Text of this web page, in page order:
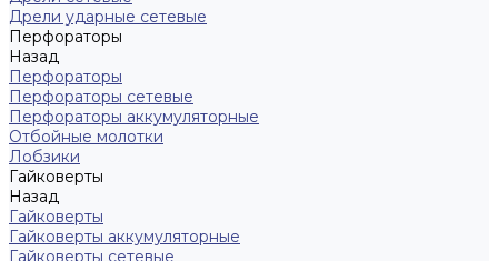
Дрели ударные сетевые
Перфораторы
Назад
Перфораторы
Перфораторы сетевые
Перфораторы аккумуляторные
Отбойные молотки
Лобзики
Гайковерты
Назад
Гайковерты
Гайковерты аккумуляторные
Гайковерты сетевые